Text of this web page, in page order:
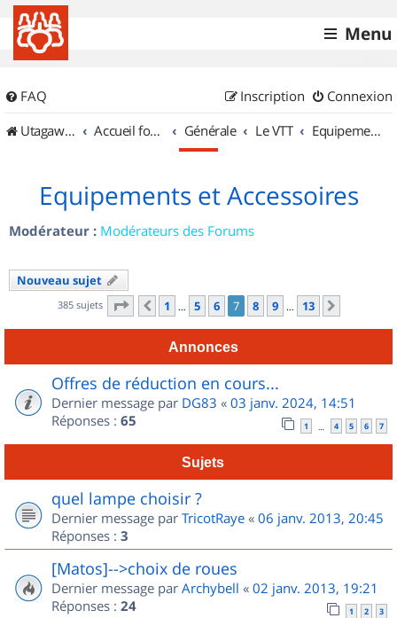
Menu
FAQ Connexion
Inscription
UtagawaVTT (Randos VTT et VTTAE avec traces GPS)
Accueil forum Générale Le VTT Equipements et Accessoires
Equipements et Accessoires
Modérateur : Modérateurs des Forums
Nouveau sujet
385 sujets Page 7sur 13
Précédent
1 … 5 6 7 8 9 … 13
Annonces
Offres de réduction en cours...
Dernier message par DG83 « 03 janv. 2024, 14:51
Réponses : 65 1 … 4 5 6 7
Sujets
quel lampe choisir ?
Dernier message par TricotRaye « 06 janv. 2013, 20:45
Réponses : 3
[Matos]-->choix de roues
Dernier message par Archybell « 02 janv. 2013, 19:21
Réponses : 24 1 2 3